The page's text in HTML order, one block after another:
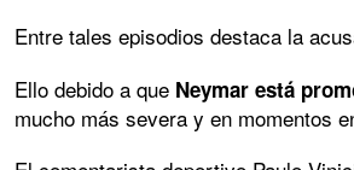
Entre tales episodios destaca la
Ello debido a que Neymar está
mucho más severa y en momentos